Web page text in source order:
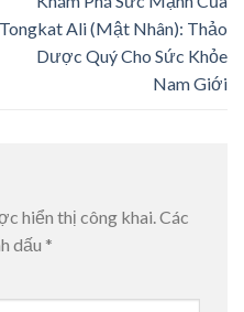
Tongkat Ali (Mật Nhân): Thảo
Dược Quý Cho Sức Khỏe
Nam Giới
hiển thị công khai.Các
dấu *